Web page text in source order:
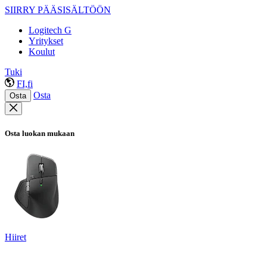
SIIRRY PÄÄSISÄLTÖÖN
Logitech G
Yritykset
Koulut
Tuki
FI,fi
Osta Osta
Osta luokan mukaan
Hiiret